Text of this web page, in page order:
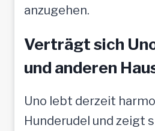
anzugehen.
Verträgt sich
und anderen
Uno lebt derzeit
Hunderudel und zeigt